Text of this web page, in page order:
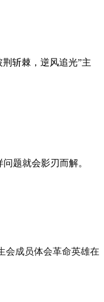
斩棘，逆风追光”主
题就会影刃而解。
会成员体会革命英雄在